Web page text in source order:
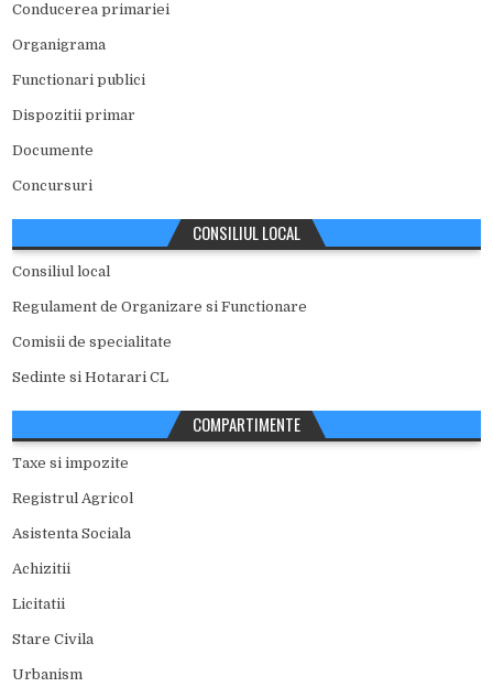
Conducerea primariei
Organigrama
Functionari publici
Dispozitii primar
Documente
Concursuri
CONSILIUL LOCAL
Consiliul local
Regulament de Organizare si Functionare
Comisii de specialitate
Sedinte si Hotarari CL
COMPARTIMENTE
Taxe si impozite
Registrul Agricol
Asistenta Sociala
Achizitii
Licitatii
Stare Civila
Urbanism